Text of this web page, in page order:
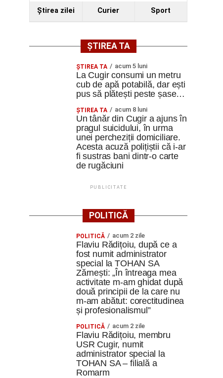
Ştirea zilei Curier Sport
ȘTIREA TA
ȘTIREA TA acum 5 luni
La Cugir consumi un metru
cub de apă potabilă, dar ești
pus să plătești peste șase…
ȘTIREA TA acum 8 luni
Un tânăr din Cugir a ajuns în
pragul suicidului, în urma
unei percheziții domiciliare.
Acesta acuză polițiștii că i-ar
fi sustras bani dintr-o carte
de rugăciuni
PUBLICITATE
POLITICĂ
POLITICĂ acum 2 zile
Flaviu Rădițoiu, după ce a
fost numit administrator
special la TOHAN SA
Zărnești: „În întreaga mea
activitate m-am ghidat după
două principii de la care nu
m-am abătut: corectitudinea
și profesionalismul”
POLITICĂ acum 2 zile
Flaviu Rădițoiu, membru
USR Cugir, numit
administrator special la
TOHAN SA – filială a
Romarm